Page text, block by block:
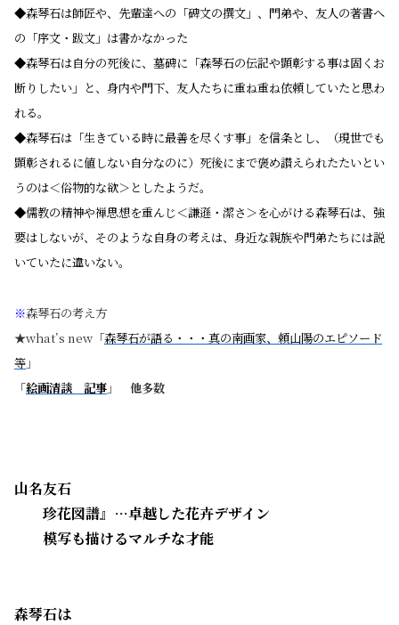
◆森琴石は師匠や、先輩達への「碑文の撰文」、門弟や、友人の著書へ
の「序文・跋文」は書かなかった
◆森琴石は自分の死後に、墓碑に「森琴石の伝記や顕彰する事は固くお
断りしたい」と、身内や門下、友人たちに重ね重ね依頼していたと思わ
れる。
◆森琴石は「生きている時に最善を尽くす事」を信条とし、（現世でも
顕彰されるに値しない自分なのに）死後にまで褒め讃えられたたいとい
うのは＜俗物的な欲＞としたようだ。
◆儒教の精神や禅思想を重んじ＜謙遜・潔さ＞を心がける森琴石は、強
要はしないが、そのような自身の考えは、身近な親族や門弟たちには説
いていたに違いない。
※森琴石の考え方
★what’s new「森琴石が語る・・・真の南画家、頼山陽のエピソード
等 」
「絵画清談 記事 」 他多数
山名友石
珍花図譜』…卓越した花卉デザイン
模写も描けるマルチな才能
森琴石は